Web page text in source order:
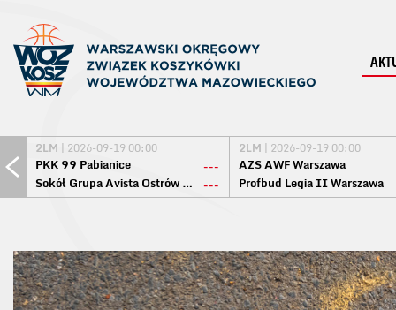
2LM | 2026-09-19 00:00
PKK 99 Pabianice
---
Sokół Grupa Avista Ostrów Maz. ---
2LM | 2026-09-19 00:00
AZS AWF Warszawa
Profbud Legia II Warszawa